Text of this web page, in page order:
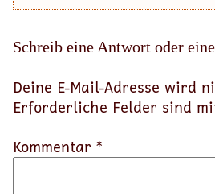
Schreib eine Antwort oder
Deine E-Mail-Adresse wird
Erforderliche Felder sind
Kommentar *